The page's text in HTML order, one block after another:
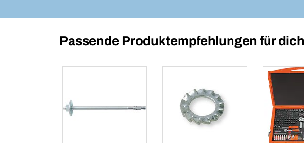
Passende Produktempfehlungen für dich